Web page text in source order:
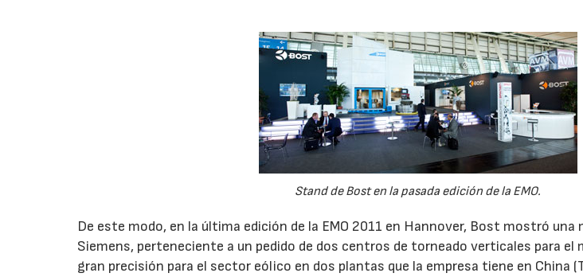
Stand de Bost en la pasada edición de la EMO.
De este modo, en la última edición de la EMO 2011 en Hannover, Bost mostró una
Siemens, perteneciente a un pedido de dos centros de torneado verticales para el
gran precisión para el sector eólico en dos plantas que la empresa tiene en China